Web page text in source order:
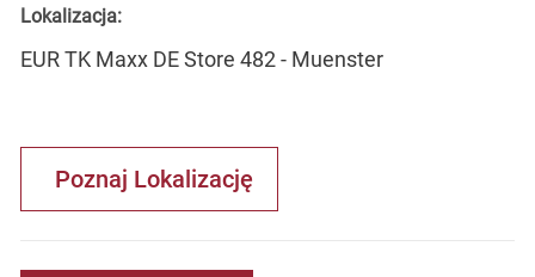
Lokalizacja:
EUR TK Maxx DE Store 482 - Muenster
Poznaj Lokalizację